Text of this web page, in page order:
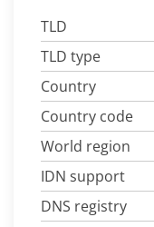
TLD
TLD type
Country
Country code
World region
IDN support
DNS registry